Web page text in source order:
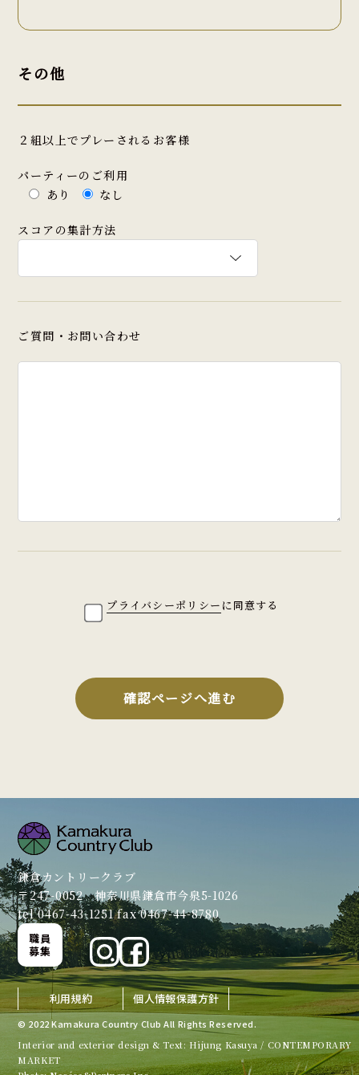
その他
２組以上でプレーされるお客様
パーティーのご利用
あり
なし
スコアの集計方法
ご質問・お問い合わせ
プライバシーポリシー に同意する
鎌倉カントリークラブ
〒247-0052 神奈川県鎌倉市今泉5-1026
tel 0467-43-1251 fax 0467-44-8780
職員
募集
© 2022 Kamakura Country Club All Rights Reserved.
利用規約 個人情報保護方針
Interior and exterior design & Text: Hijung Kasuya / CONTEMPORARY
MARKET